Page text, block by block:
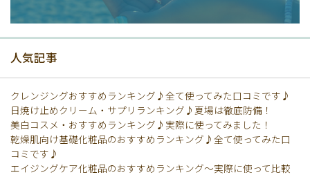
人気記事
クレンジングおすすめランキング♪全て使ってみた口コミです♪
日焼け止めクリーム・サプリランキング♪夏場は徹底防備！
美白コスメ・おすすめランキング♪実際に使ってみました！
乾燥肌向け基礎化粧品のおすすめランキング♪全て使ってみた口
コミです♪
エイジングケア化粧品のおすすめランキング〜実際に使って比較